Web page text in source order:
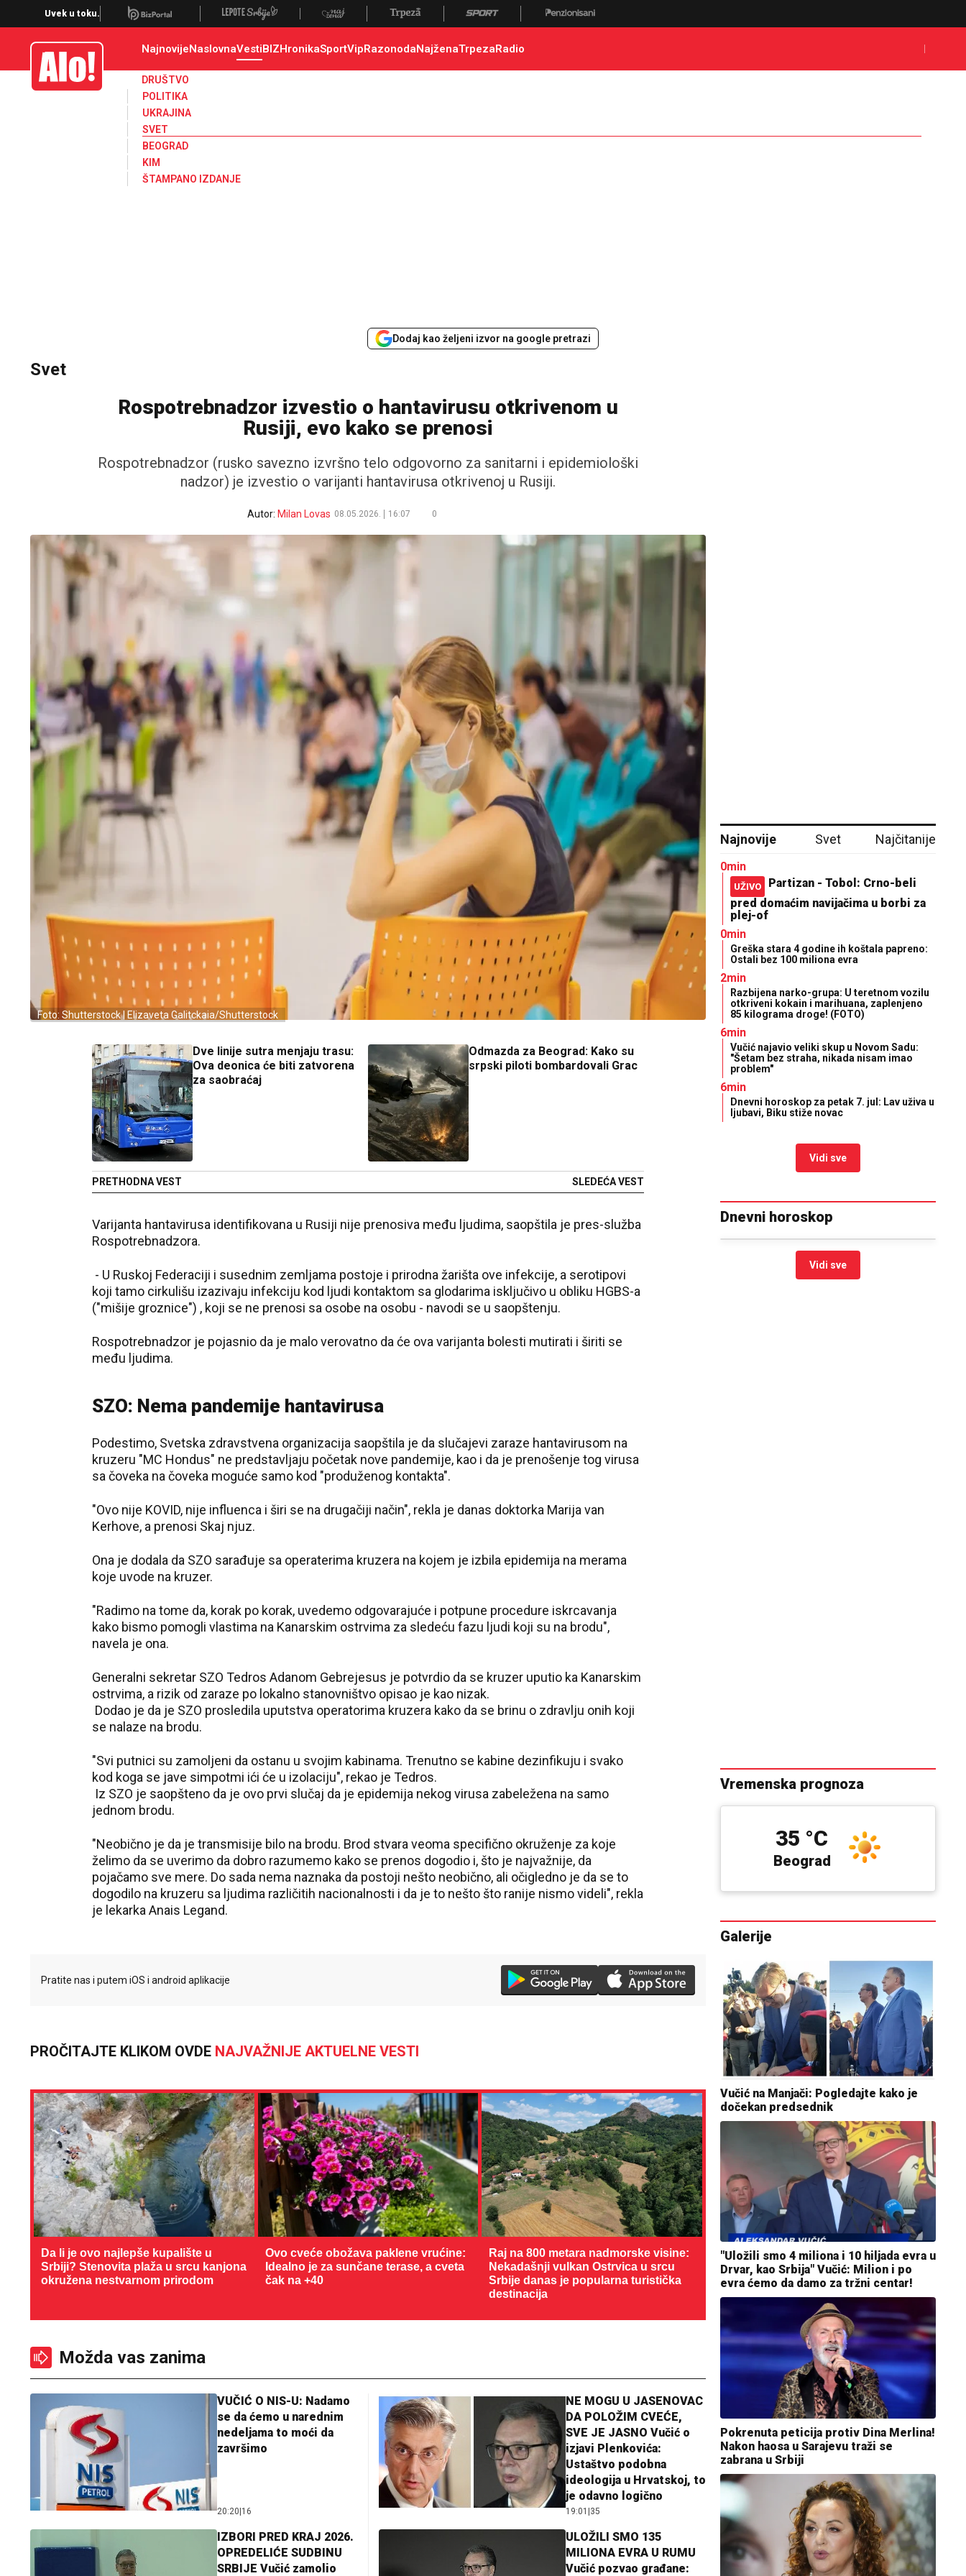
Svet, Ruske vesti, Planeta, Region
Uvek u toku.
Alo NajnovijeNaslovnaVestiBIZHronikaSportVipRazonodaNajženaTrpezaRadio
DRUŠTVO
POLITIKA
UKRAJINA
SVET
BEOGRAD
KIM
ŠTAMPANO IZDANJE
Dodaj kao željeni izvor na google pretrazi
Svet
Rospotrebnadzor izvestio o hantavirusu otkrivenom u
Rusiji, evo kako se prenosi
Rospotrebnadzor (rusko savezno izvršno telo odgovorno za sanitarni i epidemiološki
nadzor) je izvestio o varijanti hantavirusa otkrivenoj u Rusiji.
Autor: Milan Lovas 08.05.2026. 16:07 0
Foto: Shutterstock | Elizaveta Galitckaia/Shutterstock
Dve linije sutra menjaju trasu:
Ova deonica će biti zatvorena
za saobraćaj
PRETHODNA VEST
Odmazda za Beograd: Kako su
srpski piloti bombardovali Grac
SLEDEĆA VEST
Varijanta hantavirusa identifikovana u Rusiji nije prenosiva među ljudima, saopštila je pres-služba
Rospotrebnadzora.
- U Ruskoj Federaciji i susednim zemljama postoje i prirodna žarišta ove infekcije, a serotipovi
koji tamo cirkulišu izazivaju infekciju kod ljudi kontaktom sa glodarima isključivo u obliku HGBS-a
("mišije groznice") , koji se ne prenosi sa osobe na osobu - navodi se u saopštenju.
Rospotrebnadzor je pojasnio da je malo verovatno da će ova varijanta bolesti mutirati i širiti se
među ljudima.
SZO: Nema pandemije hantavirusa
Podestimo, Svetska zdravstvena organizacija saopštila je da slučajevi zaraze hantavirusom na
kruzeru "MC Hondus" ne predstavljaju početak nove pandemije, kao i da je prenošenje tog virusa
sa čoveka na čoveka moguće samo kod "produženog kontakta".
"Ovo nije KOVID, nije influenca i širi se na drugačiji način", rekla je danas doktorka Marija van
Kerhove, a prenosi Skaj njuz.
Ona je dodala da SZO sarađuje sa operaterima kruzera na kojem je izbila epidemija na merama
koje uvode na kruzer.
"Radimo na tome da, korak po korak, uvedemo odgovarajuće i potpune procedure iskrcavanja
kako bismo pomogli vlastima na Kanarskim ostrvima za sledeću fazu ljudi koji su na brodu",
navela je ona.
Generalni sekretar SZO Tedros Adanom Gebrejesus je potvrdio da se kruzer uputio ka Kanarskim
ostrvima, a rizik od zaraze po lokalno stanovništvo opisao je kao nizak.
Dodao je da je SZO prosledila uputstva operatorima kruzera kako da se brinu o zdravlju onih koji
se nalaze na brodu.
"Svi putnici su zamoljeni da ostanu u svojim kabinama. Trenutno se kabine dezinfikuju i svako
kod koga se jave simpotmi ići će u izolaciju", rekao je Tedros.
Iz SZO je saopšteno da je ovo prvi slučaj da je epidemija nekog virusa zabeležena na samo
jednom brodu.
"Neobično je da je transmisije bilo na brodu. Brod stvara veoma specifično okruženje za koje
želimo da se uverimo da dobro razumemo kako se prenos dogodio i, što je najvažnije, da
pojačamo sve mere. Do sada nema naznaka da postoji nešto neobično, ali očigledno je da se to
dogodilo na kruzeru sa ljudima različitih nacionalnosti i da je to nešto što ranije nismo videli", rekla
je lekarka Anais Legand.
Pratite nas i putem iOS i android aplikacije
PROČITAJTE KLIKOM OVDE NAJVAŽNIJE AKTUELNE VESTI
Da li je ovo najlepše kupalište u
Srbiji? Stenovita plaža u srcu kanjona
okružena nestvarnom prirodom
Ovo cveće obožava paklene vrućine:
Idealno je za sunčane terase, a cveta
čak na +40
Raj na 800 metara nadmorske visine:
Nekadašnji vulkan Ostrvica u srcu
Srbije danas je popularna turistička
destinacija
Možda vas zanima
VUČIĆ O NIS-U: Nadamo
se da ćemo u narednim
nedeljama to moći da
završimo
20:20 16
NE MOGU U JASENOVAC
DA POLOŽIM CVEĆE,
SVE JE JASNO Vučić o
izjavi Plenkovića:
Ustaštvo podobna
ideologija u Hrvatskoj, to
je odavno logično
19:01 35
IZBORI PRED KRAJ 2026.
OPREDELIĆE SUDBINU
SRBIJE Vučić zamolio
ULOŽILI SMO 135
MILIONA EVRA U RUMU
Vučić pozvao građane:
Najnovije Svet Najčitanije
0min
UŽIVO
Partizan - Tobol: Crno-beli
pred domaćim navijačima u borbi za
plej-of
0min
Greška stara 4 godine ih koštala papreno:
Ostali bez 100 miliona evra
2min
Razbijena narko-grupa: U teretnom vozilu
otkriveni kokain i marihuana, zaplenjeno
85 kilograma droge! (FOTO)
6min
Vučić najavio veliki skup u Novom Sadu:
"Šetam bez straha, nikada nisam imao
problem"
6min
Dnevni horoskop za petak 7. jul: Lav uživa u
ljubavi, Biku stiže novac
Vidi sve
Dnevni horoskop
Vidi sve
Vremenska prognoza
Loznica
35 °C
Beograd
35 °C
Galerije
Vučić na Manjači: Pogledajte kako je
dočekan predsednik
"Uložili smo 4 miliona i 10 hiljada evra u
Drvar, kao Srbija" Vučić: Milion i po
evra ćemo da damo za tržni centar!
Pokrenuta peticija protiv Dina Merlina!
Nakon haosa u Sarajevu traži se
zabrana u Srbiji